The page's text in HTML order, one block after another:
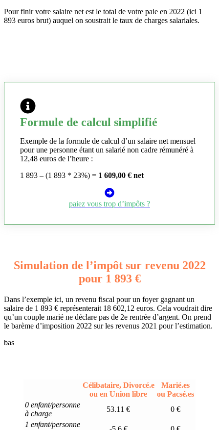
Pour finir votre salaire net est le total de votre paie en 2022 (ici 1
893 euros brut) auquel on soustrait le taux de charges salariales.
Formule de calcul simplifié
Exemple de la formule de calcul d’un salaire net mensuel
pour une personne étant un salarié non cadre rémunéré à
12,48 euros de l’heure :
1 893 – (1 893 * 23%) = 1 609,00 € net
paiez vous trop d’impôts ?
Simulation de l’impôt sur revenu 2022
pour 1 893 €
Dans l’exemple ici, un revenu fiscal pour un foyer gagnant un
salaire de 1 893 € représenterait 18 602,12 euros. Cela voudrait dire
qu’un couple marié ne déclare pas de 2e rentrée d’argent. On prend
le barème d’imposition 2022 sur les revenus 2021 pour l’estimation.
bas
Célibataire, Divorcé.e
ou en Union libre
Marié.es
ou Pacsé.es
0 enfant/personne
à charge
53.11 €
0 €
1 enfant/personne